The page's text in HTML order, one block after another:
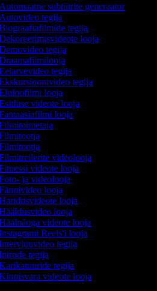
subtiitrite generaator
tegija
tegija
looja
tegija
tegija
tegija
looja
videote looja
looja
videolooja
videote looja
ja videolooja
looja
looja
looja
videote looja
Reels'i looja
tegija
tegija
tegija
videote looja